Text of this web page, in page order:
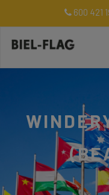
600 421